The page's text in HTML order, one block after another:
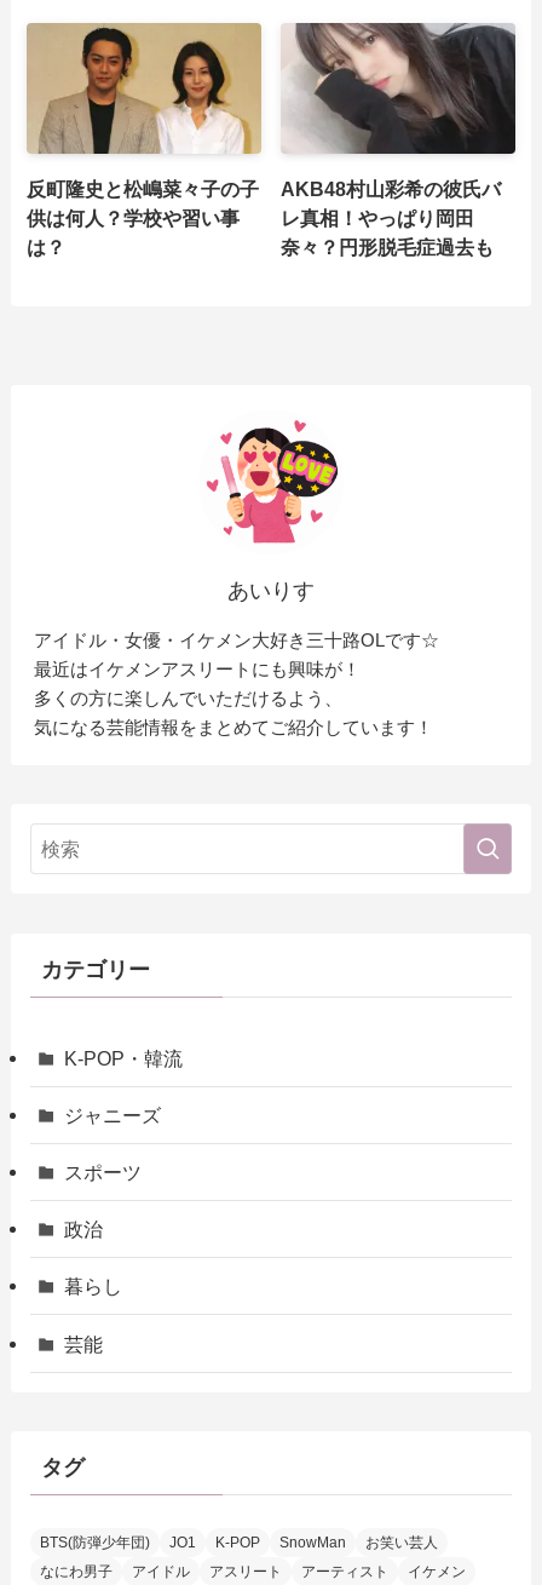
反町隆史と松嶋菜々子の子
供は何人？学校や習い事
は？
AKB48村山彩希の彼氏バ
レ真相！やっぱり岡田
奈々？円形脱毛症過去も
あいりす
アイドル・女優・イケメン大好き三十路OLです☆
最近はイケメンアスリートにも興味が！
多くの方に楽しんでいただけるよう、
気になる芸能情報をまとめてご紹介しています！
カテゴリー
K-POP・韓流
ジャニーズ
スポーツ
政治
暮らし
芸能
タグ
BTS(防弾少年団) JO1 K-POP SnowMan
お笑い芸人
なにわ男子
アイドル アスリート アーティスト
イケメン